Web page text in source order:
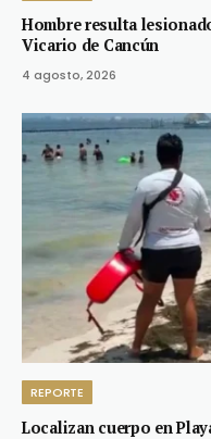
Hombre resulta
Vicario de Cancún
4 agosto, 2026
REPORTE
Localizan cuerpo en